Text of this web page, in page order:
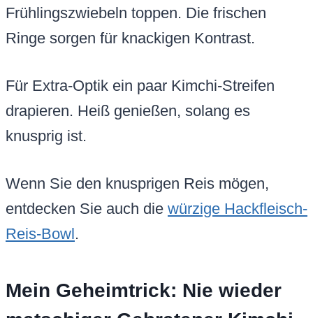
Frühlingszwiebeln toppen. Die frischen
Ringe sorgen für knackigen Kontrast.
Für Extra-Optik ein paar Kimchi-Streifen
drapieren. Heiß genießen, solang es
knusprig ist.
Wenn Sie den knusprigen Reis mögen,
entdecken Sie auch die würzige Hackfleisch-
Reis-Bowl .
Mein Geheimtrick: Nie wieder